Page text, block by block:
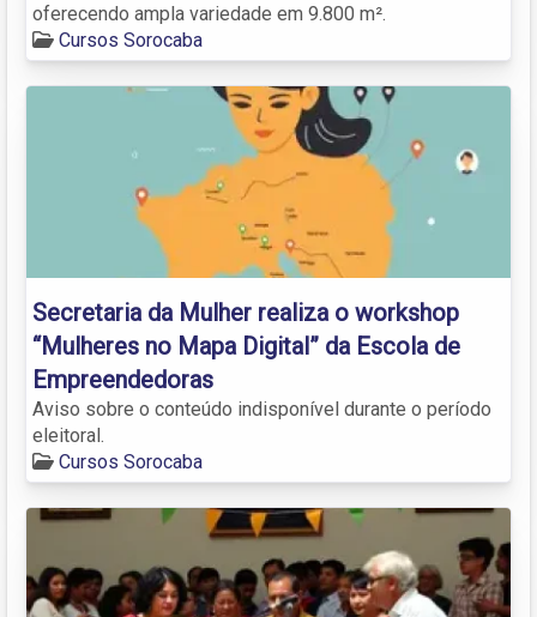
oferecendo ampla variedade em 9.800 m².
Cursos Sorocaba
Secretaria da Mulher realiza o workshop
“Mulheres no Mapa Digital” da Escola de
Empreendedoras
Aviso sobre o conteúdo indisponível durante o período
eleitoral.
Cursos Sorocaba